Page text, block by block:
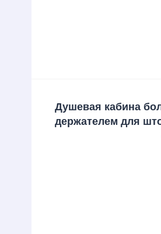
Душевая кабина
держателем для